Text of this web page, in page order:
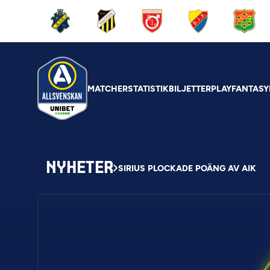
MATCHERSTATISTIKBILJETTERPLAYFANTASY
NYHETER SIRIUS PLOCKADE POÄNG AV AIK